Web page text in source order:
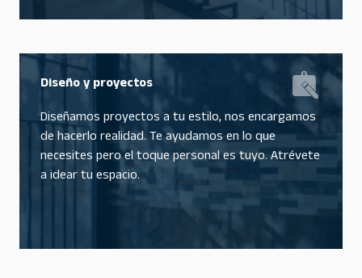
Diseño y proyectos
Diseñamos proyectos a tu estilo, nos encargamos
de hacerlo realidad. Te ayudamos en lo que
necesites pero el toque personal es tuyo. Atrévete
a idear tu espacio.